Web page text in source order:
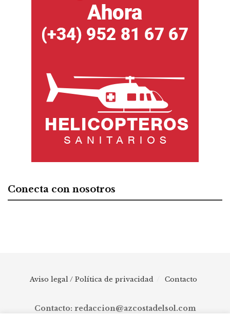
Conecta con nosotros
Aviso legal / Política de privacidad Contacto
Contacto: redaccion@azcostadelsol.com